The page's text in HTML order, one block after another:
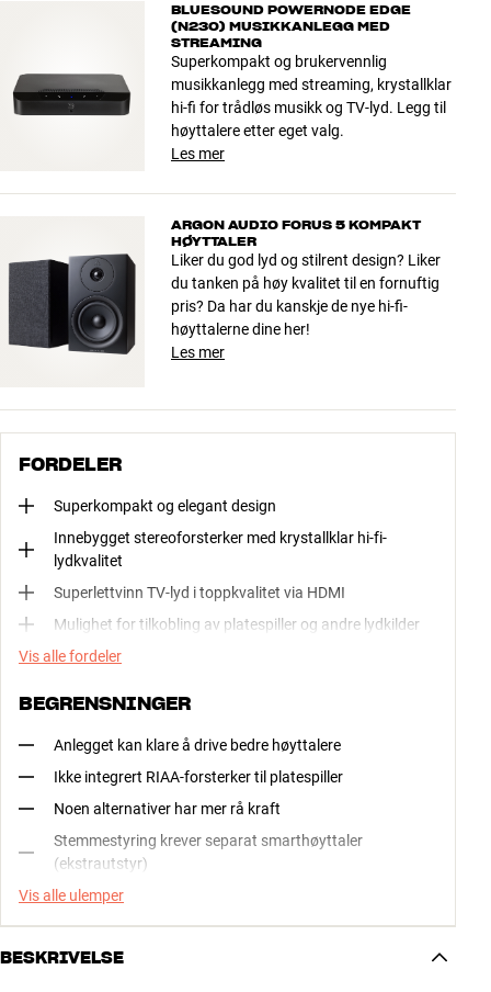
BLUESOUND POWERNODE EDGE
(N230) MUSIKKANLEGG MED
STREAMING
Superkompakt og brukervennlig
musikkanlegg med streaming, krystallklar
hi-fi for trådløs musikk og TV-lyd. Legg til
høyttalere etter eget valg.
Les mer
ARGON AUDIO FORUS 5 KOMPAKT
HØYTTALER
Liker du god lyd og stilrent design? Liker
du tanken på høy kvalitet til en fornuftig
pris? Da har du kanskje de nye hi-fi-
høyttalerne dine her!
Les mer
FORDELER
Superkompakt og elegant design
Innebygget stereoforsterker med krystallklar hi-fi-
lydkvalitet
Superlettvinn TV-lyd i toppkvalitet via HDMI
Mulighet for tilkobling av platespiller og andre lydkilder
Vis alle fordeler
BEGRENSNINGER
Anlegget kan klare å drive bedre høyttalere
Ikke integrert RIAA-forsterker til platespiller
Noen alternativer har mer rå kraft
Stemmestyring krever separat smarthøyttaler
(ekstrautstyr)
Vis alle ulemper
BESKRIVELSE